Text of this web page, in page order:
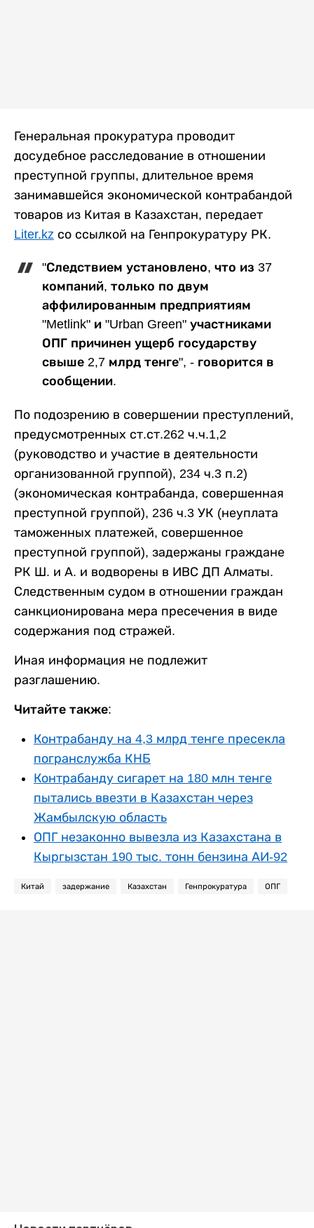
Генеральная прокуратура проводит
досудебное расследование в отношении
преступной группы, длительное время
занимавшейся экономической контрабандой
товаров из Китая в Казахстан, передает
Liter.kz со ссылкой на Генпрокуратуру РК.
"Следствием установлено, что из 37
компаний, только по двум
аффилированным предприятиям
"Metlink" и "Urban Green" участниками
ОПГ причинен ущерб государству
свыше 2,7 млрд тенге", - говорится в
сообщении.
По подозрению в совершении преступлений,
предусмотренных ст.ст.262 ч.ч.1,2
(руководство и участие в деятельности
организованной группой), 234 ч.3 п.2)
(экономическая контрабанда, совершенная
преступной группой), 236 ч.3 УК (неуплата
таможенных платежей, совершенное
преступной группой), задержаны граждане
РК Ш. и А. и водворены в ИВС ДП Алматы.
Следственным судом в отношении граждан
санкционирована мера пресечения в виде
содержания под стражей.
Иная информация не подлежит
разглашению.
Читайте также:
Контрабанду на 4,3 млрд тенге пресекла
погранслужба КНБ
Контрабанду сигарет на 180 млн тенге
пытались ввезти в Казахстан через
Жамбылскую область
ОПГ незаконно вывезла из Казахстана в
Кыргызстан 190 тыс. тонн бензина АИ-92
Китай задержание Казахстан Генпрокуратура ОПГ